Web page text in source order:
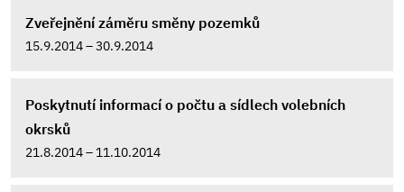
Zveřejnění záměru směny pozemků
15.9.2014 – 30.9.2014
Poskytnutí informací o počtu a sídlech volebních
okrsků
21.8.2014 – 11.10.2014